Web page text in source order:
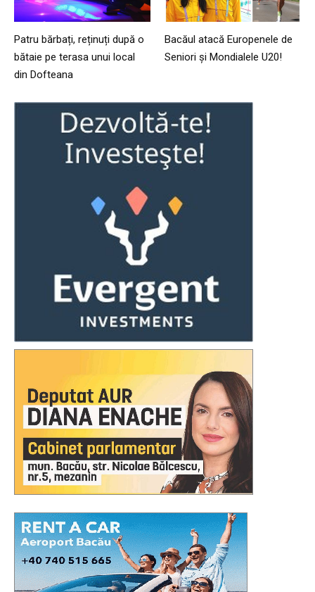
Patru bărbați, reținuți după o
bătaie pe terasa unui local
din Dofteana
Bacăul atacă Europenele de
Seniori și Mondialele U20!